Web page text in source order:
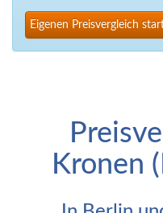
Eigenen Preisvergleich
Kronen